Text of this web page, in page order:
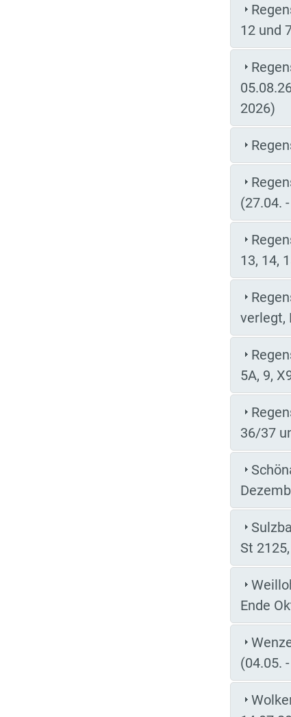
12 und
2026)
(27.04.
13, 14,
verlegt,
5A, 9,
36/37
St
Ende
(04.05.